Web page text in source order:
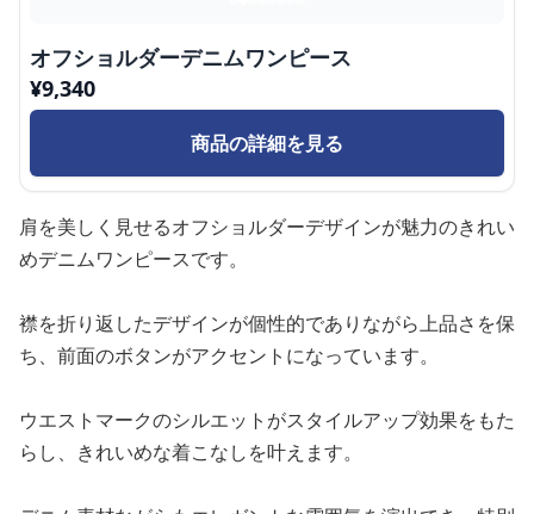
オフショルダーデニムワンピース
¥9,340
商品の詳細を見る
肩を美しく見せるオフショルダーデザインが魅力のきれい
めデニムワンピースです。
襟を折り返したデザインが個性的でありながら上品さを保
ち、前面のボタンがアクセントになっています。
ウエストマークのシルエットがスタイルアップ効果をもた
らし、きれいめな着こなしを叶えます。